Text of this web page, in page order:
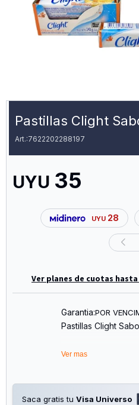
Pastillas Clight
7622202288197
UYU 35
UYU 28
Ver planes de cuotas
Garantia:POR
Pastillas Clight
Ver mas
Saca gratis tu Visa Universo